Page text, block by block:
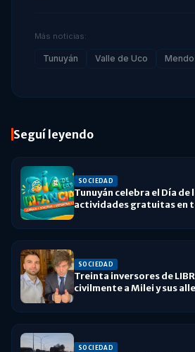
Más noticias:
Tunuyán Valle de Uco
Seguí leyendo
SOCIEDAD
Tunuyán celebra el Día de
actividades gratuitas en
SOCIEDAD
Treinta inversores de
civilmente a Milei y sus
SOCIEDAD